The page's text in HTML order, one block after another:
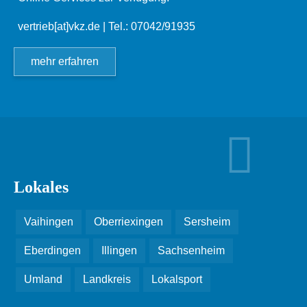
vertrieb[at]vkz.de | Tel.: 07042/91935
mehr erfahren
Lokales
Vaihingen Oberriexingen Sersheim
Eberdingen Illingen Sachsenheim
Umland Landkreis Lokalsport